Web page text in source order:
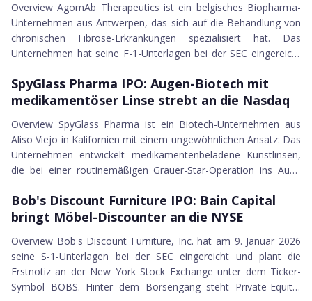
Off the Hook YS
BillionToOne Inc.
Evommune
Grupo Aeromexico
Exzeo Group
BETA Technologies
Boyd Group Services
Navan Inc.
MapLight Therapeutics Inc.
Bgin Blockchain Ltd.
Aptera Motors
OBOOK Holdings
Alliance Laundry Holdings Inc.
Phoenix Education Partners
Turn Therapeutics
Commercial Bancgroup
Fermi Inc.
Neptune Insurance Holdings
Overview AgomAb Therapeutics ist ein belgisches Biopharma-
Unternehmen aus Antwerpen, das sich auf die Behandlung von
chronischen Fibrose-Erkrankungen spezialisiert hat. Das
Unternehmen hat seine F-1-Unterlagen bei der SEC eingereicht
Ticker-Symbol AGMB. Anders als bei US-Unternehmen werden
dabei keine direkten Aktien ausgegeben, sondern sogenannte
belgischen Stammaktie entspricht...
SpyGlass Pharma IPO
16.01.2026
SpyGlass Pharma IPO: Augen-Biotech mit
medikamentöser Linse strebt an die Nasdaq
Overview SpyGlass Pharma ist ein Biotech-Unternehmen aus
Aliso Viejo in Kalifornien mit einem ungewöhnlichen Ansatz: Das
Unternehmen entwickelt medikamentenbeladene Kunstlinsen,
die bei einer routinemäßigen Grauer-Star-Operation ins Auge
Das Unternehmen hat seine S-1-Unterlagen bei der SEC
eingereicht und plant die Erstnotiz am Nasdaq Global Select
wurden Jefferies, Leerink Part...
Bob's Discount Furniture IPO
Bob's Discount Furniture IPO: Bain Capital
bringt Möbel-Discounter an die NYSE
Overview Bob's Discount Furniture, Inc. hat am 9. Januar 2026
seine S-1-Unterlagen bei der SEC eingereicht und plant die
Erstnotiz an der New York Stock Exchange unter dem Ticker-
Symbol BOBS. Hinter dem Börsengang steht Private-Equity-
09.01.2026